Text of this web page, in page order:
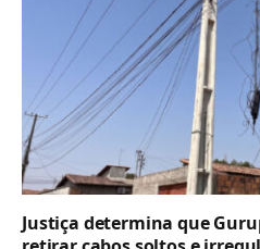
Justiça determina que